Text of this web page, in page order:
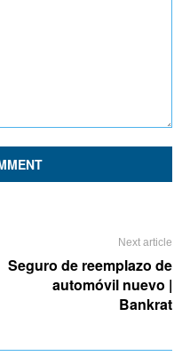
Next article
Seguro de reemplazo de
automóvil nuevo |
Bankrat